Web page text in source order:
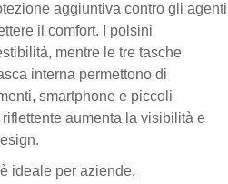
aggiuntiva contro gli agenti
il comfort. I polsini
mentre le tre tasche
interna permettono di
smartphone e piccoli
aumenta la visibilità e
è ideale per aziende,